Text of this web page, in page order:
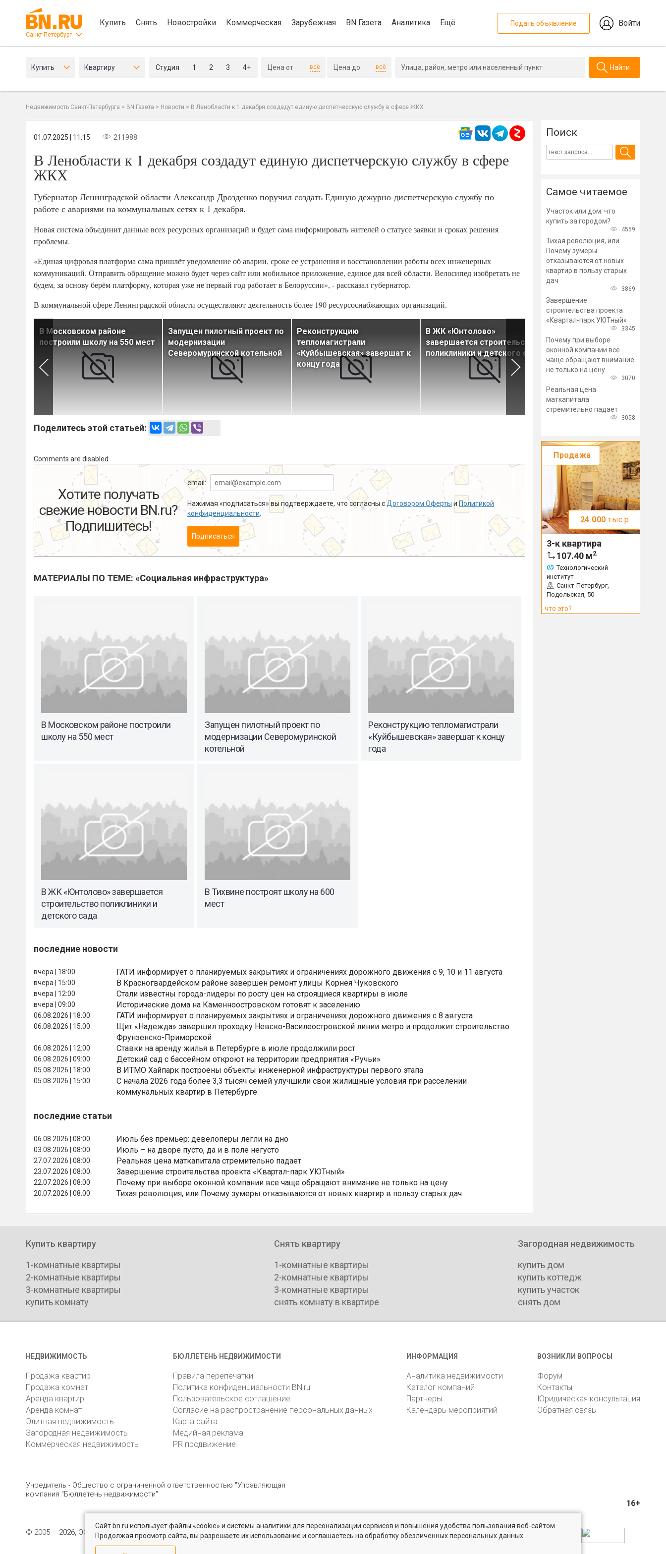
Санкт-Петербург
Купить Снять Новостройки Коммерческая Зарубежная BN Газета Аналитика Ещё Подать объявление Войти
Купить Квартиру Студия 1 2 3 4+ всё всё Найти
Недвижимость Санкт-Петербурга > BN Газета > Новости > В Ленобласти к 1 декабря создадут единую диспетчерскую службу в сфере ЖКХ
01.07.2025 | 11:15 211988
В Ленобласти к 1 декабря создадут единую диспетчерскую службу в сфере
ЖКХ
Губернатор Ленинградской области Александр Дрозденко поручил создать Единую дежурно-диспетчерскую службу по
работе с авариями на коммунальных сетях к 1 декабря.
Новая система объединит данные всех ресурсных организаций и будет сама информировать жителей о статусе заявки и сроках решения
проблемы.
«Единая цифровая платформа сама пришлёт уведомление об аварии, сроке ее устранения и восстановлении работы всех инженерных
коммуникаций. Отправить обращение можно будет через сайт или мобильное приложение, единое для всей области. Велосипед изобретать не
будем, за основу берём платформу, которая уже не первый год работает в Белоруссии», - рассказал губернатор.
В коммунальной сфере Ленинградской области осуществляют деятельность более 190 ресурсоснабжающих организаций.
В Московском районе
построили школу на 550 мест
Запущен пилотный проект по
модернизации
Северомуринской котельной
Реконструкцию
тепломагистрали
«Куйбышевская» завершат к
концу года
В ЖК «Юнтолово»
завершается строительство
поликлиники и детского сада
В Тихвине построят школу
600 мест
Поделитесь этой статьей:
Comments are disabled
Хотите получать
свежие новости BN.ru?
Подпишитесь!
email:
Нажимая «подписаться» вы подтверждаете, что согласны с Договором Оферты и Политикой
конфиденциальности
Подписаться
МАТЕРИАЛЫ ПО ТЕМЕ: «Социальная инфраструктура»
В Московском районе построили
школу на 550 мест
Запущен пилотный проект по
модернизации Северомуринской
котельной
Реконструкцию тепломагистрали
«Куйбышевская» завершат к концу
года
В ЖК «Юнтолово» завершается
строительство поликлиники и
детского сада
В Тихвине построят школу на 600
мест
последние новости
вчера | 18:00 ГАТИ информирует о планируемых закрытиях и ограничениях дорожного движения с 9, 10 и 11 августа
вчера | 15:00 В Красногвардейском районе завершен ремонт улицы Корнея Чуковского
вчера | 12:00 Стали известны города-лидеры по росту цен на строящиеся квартиры в июле
вчера | 09:00 Исторические дома на Каменноостровском готовят к заселению
06.08.2026 | 18:00 ГАТИ информирует о планируемых закрытиях и ограничениях дорожного движения с 8 августа
06.08.2026 | 15:00
Щит «Надежда» завершил проходку Невско-Василеостровской линии метро и продолжит строительство
Фрунзенско-Приморской
06.08.2026 | 12:00 Ставки на аренду жилья в Петербурге в июле продолжили рост
06.08.2026 | 09:00 Детский сад с бассейном откроют на территории предприятия «Ручьи»
05.08.2026 | 18:00 В ИТМО Хайпарк построены объекты инженерной инфраструктуры первого этапа
05.08.2026 | 15:00
С начала 2026 года более 3,3 тысяч семей улучшили свои жилищные условия при расселении
коммунальных квартир в Петербурге
последние статьи
06.08.2026 | 08:00 Июль без премьер: девелоперы легли на дно
03.08.2026 | 08:00 Июль – на дворе пусто, да и в поле негусто
27.07.2026 | 08:00 Реальная цена маткапитала стремительно падает
23.07.2026 | 08:00 Завершение строительства проекта «Квартал-парк УЮТный»
22.07.2026 | 08:00 Почему при выборе оконной компании все чаще обращают внимание не только на цену
20.07.2026 | 08:00 Тихая революция, или Почему зумеры отказываются от новых квартир в пользу старых дач
Поиск
Самое читаемое
Участок или дом: что
купить за городом?
4559
Тихая революция, или
Почему зумеры
отказываются от новых
квартир в пользу старых
дач
3869
Завершение
строительства проекта
«Квартал-парк УЮТный»
3345
Почему при выборе
оконной компании все
чаще обращают внимание
не только на цену
3070
Реальная цена
маткапитала
стремительно падает
3058
Продажа
24 000 тыс.р.
3-к квартира
107.40 м2
Технологический
институт
Санкт-Петербург,
Подольская, 50
что это?
Купить квартиру
1-комнатные квартиры
2-комнатные квартиры
3-комнатные квартиры
купить комнату
Снять квартиру
1-комнатные квартиры
2-комнатные квартиры
3-комнатные квартиры
снять комнату в квартире
Загородная недвижимость
купить дом
купить коттедж
купить участок
снять дом
НЕДВИЖИМОСТЬ
Продажа квартир
Продажа комнат
Аренда квартир
Аренда комнат
Элитная недвижимость
Загородная недвижимость
Коммерческая недвижимость
БЮЛЛЕТЕНЬ НЕДВИЖИМОСТИ
Правила перепечатки
Политика конфиденциальности BN.ru
Пользовательское соглашение
Согласие на распространение персональных данных
Карта сайта
Медийная реклама
PR продвижение
ИНФОРМАЦИЯ
Аналитика недвижимости
Каталог компаний
Партнеры
Календарь мероприятий
ВОЗНИКЛИ ВОПРОСЫ
Форум
Контакты
Юридическая консультация
Обратная связь
Учредитель - Общество с ограниченной ответственностью "Управляющая
компания "Бюллетень недвижимости"
16+
© 2005 – 2026, ООО «УК «БН» 8 (812) 331-93-56 196105, Санкт-Петербург, пр. Юрия Гагарина, 1 reklama@bn.ru
Сайт bn.ru использует файлы «cookie» и системы аналитики для персонализации сервисов и повышения удобства пользования веб-сайтом.
Продолжая просмотр сайта, вы разрешаете их использование и соглашаетесь на обработку обезличенных персональных данных.